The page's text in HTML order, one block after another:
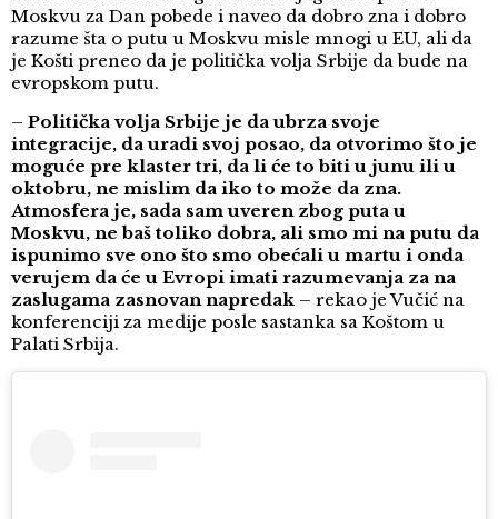
Moskvu za Dan pobede i naveo da dobro zna i dobro
razume šta o putu u Moskvu misle mnogi u EU, ali da
je Košti preneo da je politička volja Srbije da bude na
evropskom putu.
– Politička volja Srbije je da ubrza svoje
integracije, da uradi svoj posao, da otvorimo što je
moguće pre klaster tri, da li će to biti u junu ili u
oktobru, ne mislim da iko to može da zna.
Atmosfera je, sada sam uveren zbog puta u
Moskvu, ne baš toliko dobra, ali smo mi na putu da
ispunimo sve ono što smo obećali u martu i onda
verujem da će u Evropi imati razumevanja za na
zaslugama zasnovan napredak – rekao je Vučić na
konferenciji za medije posle sastanka sa Koštom u
Palati Srbija.